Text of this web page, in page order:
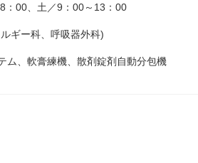
：00、土／9：00～13：00
ギー科、呼吸器外科)
ム、軟膏練機、散剤錠剤自動分包機